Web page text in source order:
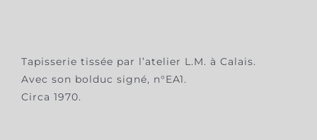
Tapisserie tissée par l’atelier L.M. à Calais.
Avec son bolduc signé, n°EA1.
Circa 1970.